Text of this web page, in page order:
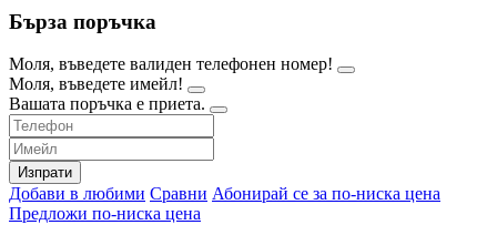
Бърза поръчка
Моля, въведете валиден телефонен номер!
Моля, въведете имейл!
Вашата поръчка е приета.
Изпрати
Добави в любими Сравни Абонирай се за по-ниска цена
Предложи по-ниска цена